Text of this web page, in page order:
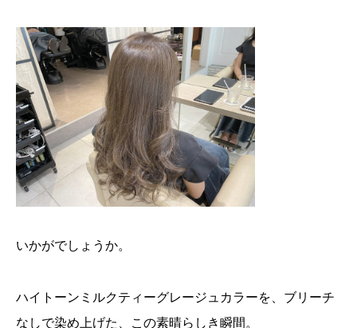
いかがでしょうか。
ハイトーンミルクティーグレージュカラーを、ブリーチ
なしで染め上げた、この素晴らしき瞬間。